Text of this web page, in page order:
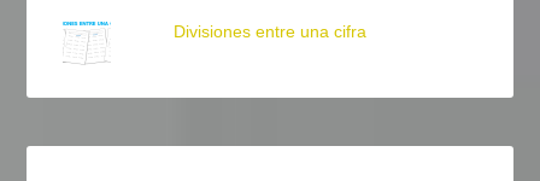
Divisiones entre una cifra